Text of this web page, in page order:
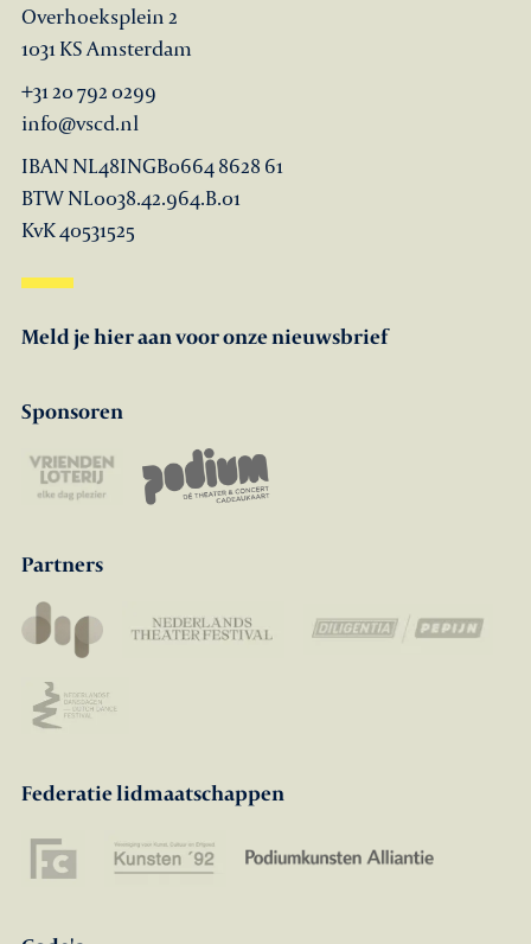
Overhoeksplein 2
1031 KS Amsterdam
+31 20 792 0299
info@vscd.nl
IBAN NL48INGB0664 8628 61
BTW NL0038.42.964.B.01
KvK 40531525
Meld je hier aan voor onze nieuwsbrief
Sponsoren
Partners
Federatie lidmaatschappen